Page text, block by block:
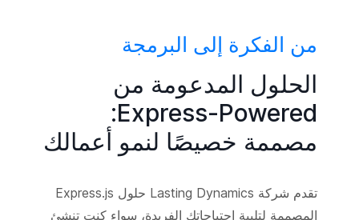
server running on port 3000'));
من الفكرة إلى البرمجة
الحلول المدعومة من
Express-Powered:
مصممة خصيصًا لنمو أعمالك
تقدم شركة Lasting Dynamics حلول Express.js
المصممة لتلبية احتياجاتك الفريدة، سواء كنت تنشئ